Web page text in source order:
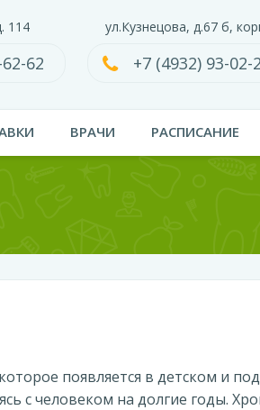
114
62
ул.Кузнецова, д.67 б,
+7 (4932) 93-02-
ВРАЧИ РАСПИСАНИЕ
появляется в детском и
с человеком на долгие годы.